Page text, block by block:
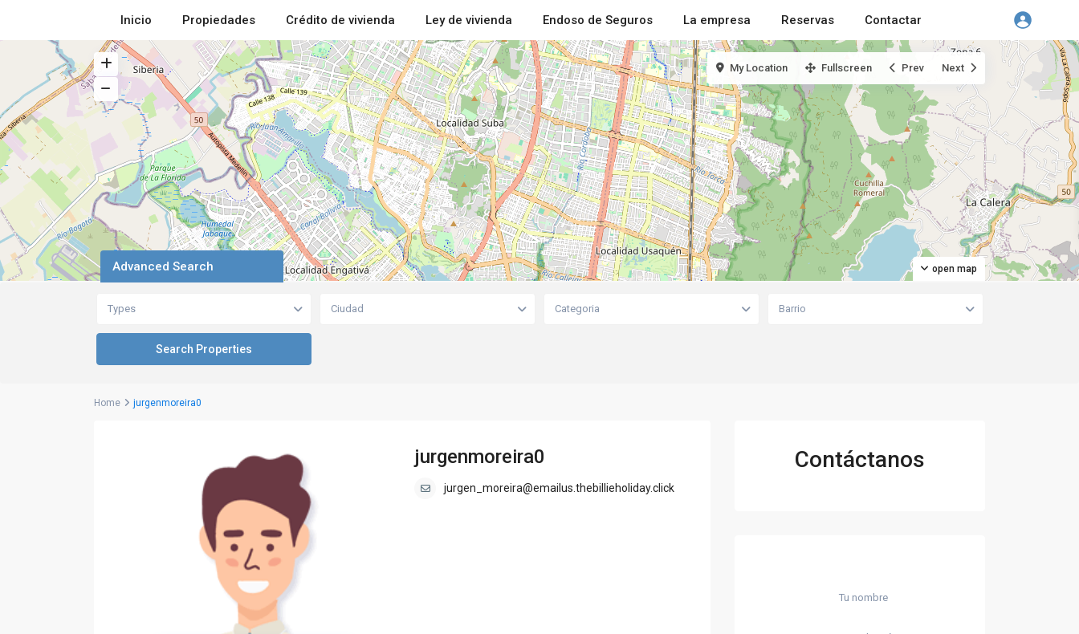
Inicio Propiedades Crédito de vivienda Ley de vivienda Endoso de Seguros La empresa Reservas Contactar
open map
My Location Fullscreen Prev Next
Advanced Search
Types Ciudad Categoria Barrio
Home jurgenmoreira0
jurgenmoreira0
jurgen_moreira@emailus.thebillieholiday.click
Contáctanos